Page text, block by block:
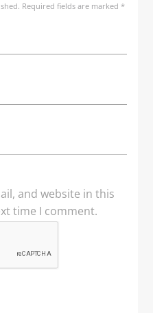
Required fields are marked *
and website in this
time I comment.